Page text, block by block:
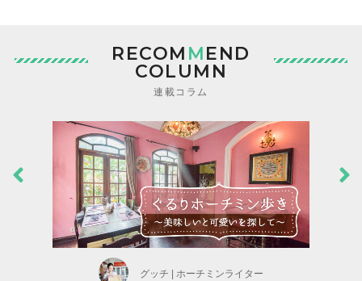
RECOM MEND
COLUMN
連載コラム
グッチ | ホーチミンライター